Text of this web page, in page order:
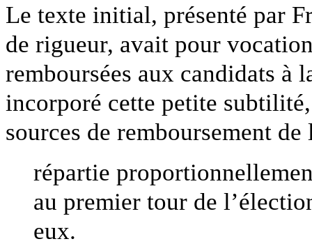
Le texte initial, présenté par
de rigueur, avait pour
remboursées aux candidats à
incorporé cette petite
sources de remboursement
répartie
au premier tour de
eux.